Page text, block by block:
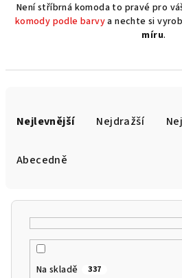
Není stříbrná komoda to pravé pro
komody podle barvya nechte si
míru.
Nejlevnější Nejdražší
Abecedně
Na skladě 337